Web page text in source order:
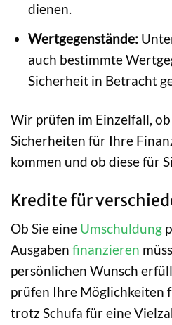
dienen.
Wertgegenstände:
auch bestimmte
Sicherheit in Betracht
Wir prüfen im Einzelfall,
Sicherheiten für Ihre
kommen und ob diese für
Kredite für
Ob Sie eine Umschuldung
Ausgaben finanzieren
persönlichen Wunsch
prüfen Ihre Möglichkeiten
trotz Schufa für eine